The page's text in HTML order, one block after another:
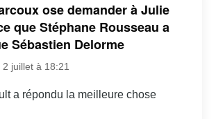
ose demander à Julie
que Stéphane Rousseau a
Sébastien Delorme
juillet à 18:21
a répondu la meilleure chose